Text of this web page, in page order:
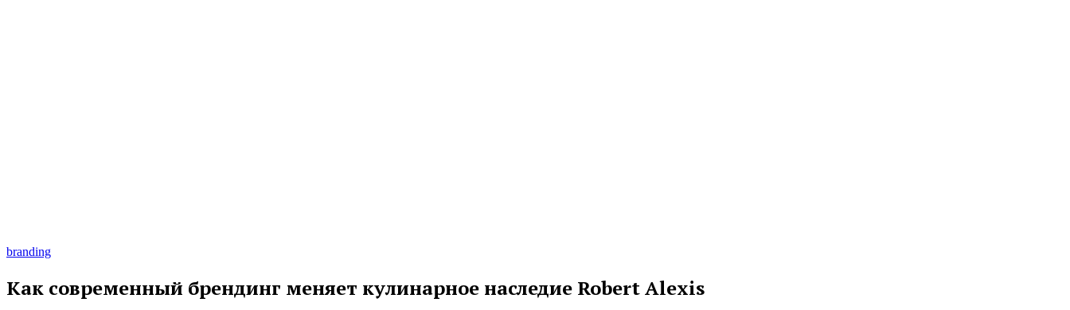
branding
Как современный брендинг меняет кулинарное наследие Robert Alexis